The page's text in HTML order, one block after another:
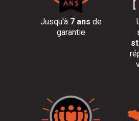
Jusqu'à 7 ans de
garantie